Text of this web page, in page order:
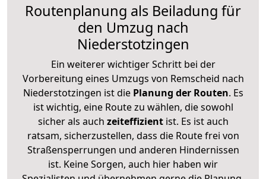
Routenplanung als Beiladung für
den Umzug nach
Niederstotzingen
Ein weiterer wichtiger Schritt bei der
Vorbereitung eines Umzugs von Remscheid nach
Niederstotzingen ist diePlanung der Routen. Es
ist wichtig, eine Route zu wählen, die sowohl
sicher als auch zeiteffizientist. Es ist auch
ratsam, sicherzustellen, dass die Route frei von
Straßensperrungen und anderen Hindernissen
ist. Keine Sorgen, auch hier haben wir